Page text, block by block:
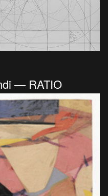
— RATIO